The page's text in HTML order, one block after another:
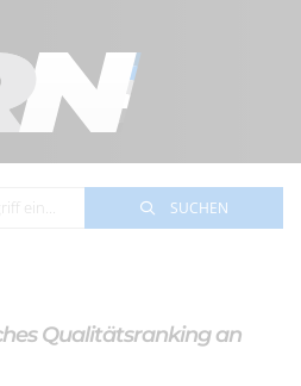
SUCHEN
Qualitätsranking an